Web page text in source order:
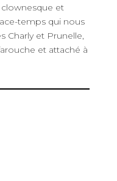
clownesque et
temps qui nous
Charly et Prunelle,
et attaché à